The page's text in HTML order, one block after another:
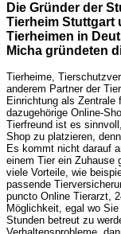
Die Gründer der
Tierheim Stuttgart
Tierheimen in
Micha gründeten
Tierheime,
anderem Partner der
Einrichtung als Zentrale
dazugehörige Online-
Tierfreund ist es
Shop zu platzieren,
Es kommt nicht darauf
einem Tier ein Zuhause
viele Vorteile, wie
passende
puncto Online Tierarzt,
Möglichkeit, egal wo
Stunden betreut zu